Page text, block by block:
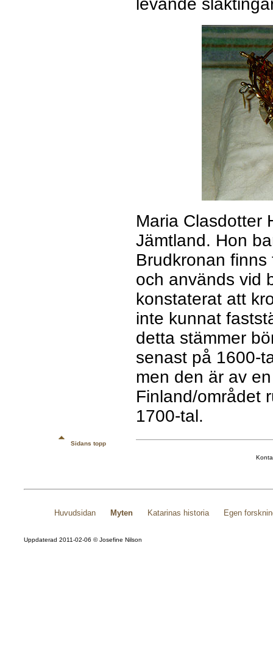
levande
Maria Clasdotter
Jämtland. Hon
Brudkronan
och används vid
konstaterat att
inte kunnat
detta stämmer
senast på 1600-
men den är av
Finland/området
1700-tal.
Sidans topp
Huvudsidan Myten Katarinas historia Egen
Uppdaterad 2011-02-06 © Josefine Nilson